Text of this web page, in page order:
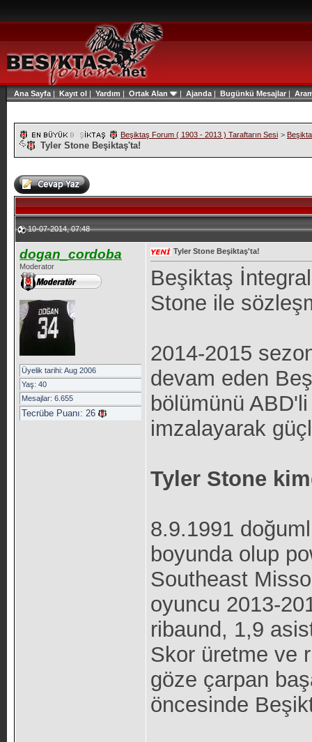
Ana Sayfa | Kayıt ol | Yardım | Ortak Alan | Ajanda | Bugünkü Mesajlar|
Beşiktaş Forum ( 1903 - 2013 ) Taraftarın Sesi >
Tyler Stone Beşiktaş'ta!
10-07-2014, 07:48
dogan_cordoba
Moderator
Üyelik tarihi: Aug 2006
Yaş: 40
Mesajlar: 6.655
Tecrübe Puanı: 26
Tyler Stone Beşiktaş'ta!
Beşiktaş
Stone ile
2014-2015
devam eden
bölümünü
imzalayarak
Tyler Stone
8.9.1991
boyunda olup
Southeast
oyuncu 2013-
ribaund, 1,9
Skor üretme ve
göze çarpan
öncesinde